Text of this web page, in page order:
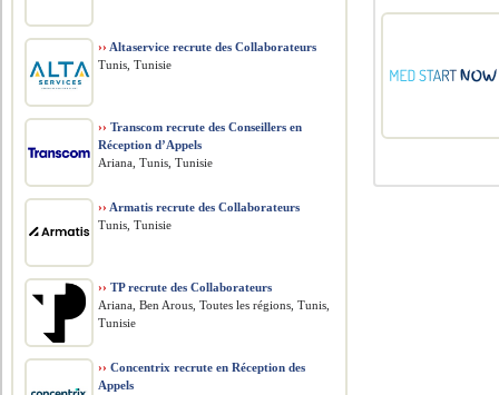
›› Altaservice recrute des Collaborateurs
Tunis, Tunisie
›› Transcom recrute des Conseillers en
Réception d’Appels
Ariana, Tunis, Tunisie
›› Armatis recrute des Collaborateurs
Tunis, Tunisie
›› TP recrute des Collaborateurs
Ariana, Ben Arous, Toutes les régions, Tunis,
Tunisie
›› Concentrix recrute en Réception des
Appels